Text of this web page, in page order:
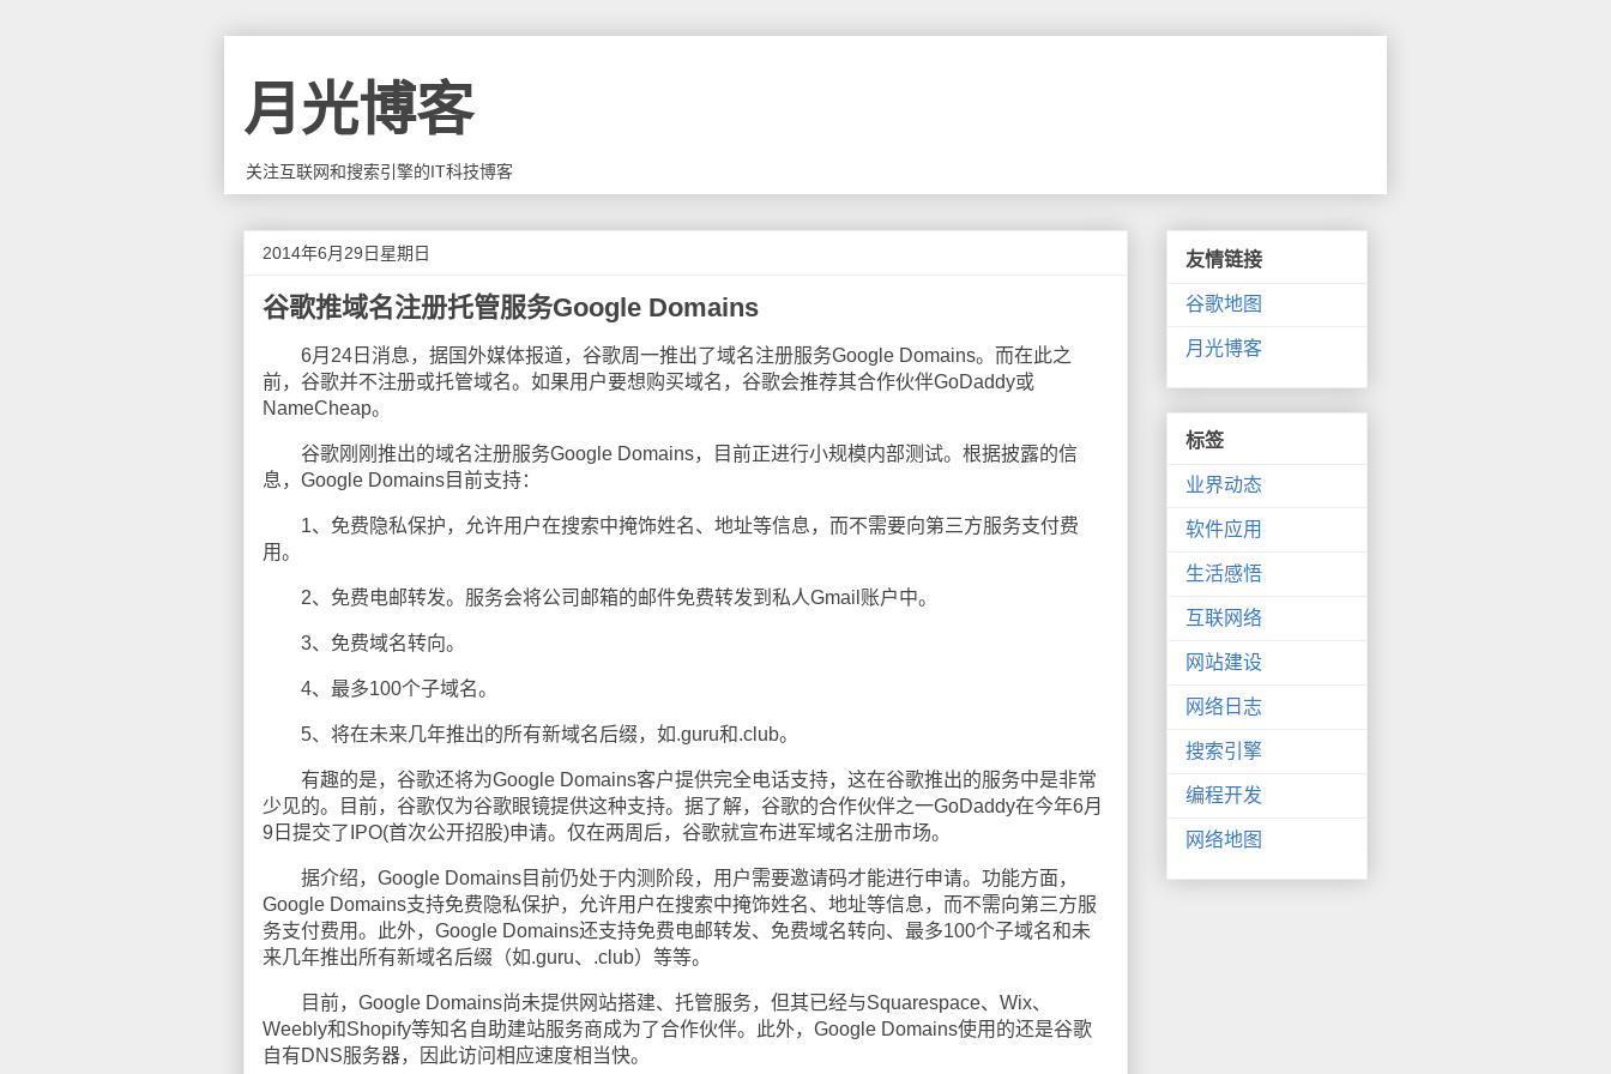
月光博客
关注互联网和搜索引擎的IT科技博客
2014年6月29日星期日
谷歌推域名注册托管服务Google Domains
6月24日消息，据国外媒体报道，谷歌周一推出了域名注册服务Google Domains。而在此之
前，谷歌并不注册或托管域名。如果用户要想购买域名，谷歌会推荐其合作伙伴GoDaddy或
NameCheap。
谷歌刚刚推出的域名注册服务Google Domains，目前正进行小规模内部测试。根据披露的信
息，Google Domains目前支持：
1、免费隐私保护，允许用户在搜索中掩饰姓名、地址等信息，而不需要向第三方服务支付费
用。
2、免费电邮转发。服务会将公司邮箱的邮件免费转发到私人Gmail账户中。
3、免费域名转向。
4、最多100个子域名。
5、将在未来几年推出的所有新域名后缀，如.guru和.club。
有趣的是，谷歌还将为Google Domains客户提供完全电话支持，这在谷歌推出的服务中是非常
少见的。目前，谷歌仅为谷歌眼镜提供这种支持。据了解，谷歌的合作伙伴之一GoDaddy在今年6月
9日提交了IPO(首次公开招股)申请。仅在两周后，谷歌就宣布进军域名注册市场。
据介绍，Google Domains目前仍处于内测阶段，用户需要邀请码才能进行申请。功能方面，
Google Domains支持免费隐私保护，允许用户在搜索中掩饰姓名、地址等信息，而不需向第三方服
务支付费用。此外，Google Domains还支持免费电邮转发、免费域名转向、最多100个子域名和未
来几年推出所有新域名后缀（如.guru、.club）等等。
目前，Google Domains尚未提供网站搭建、托管服务，但其已经与Squarespace、Wix、
Weebly和Shopify等知名自助建站服务商成为了合作伙伴。此外，Google Domains使用的还是谷歌
自有DNS服务器，因此访问相应速度相当快。
友情链接
谷歌地图
月光博客
标签
业界动态
软件应用
生活感悟
互联网络
网站建设
网络日志
搜索引擎
编程开发
网络地图